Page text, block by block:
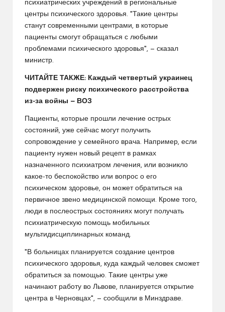
психиатрических учреждений в региональные
центры психического здоровья. "Такие центры
станут современными центрами, в которые
пациенты смогут обращаться с любыми
проблемами психического здоровья", — сказал
министр.
ЧИТАЙТЕ ТАКЖЕ: Каждый четвертый украинец
подвержен риску психического расстройства
из-за войны — ВОЗ
Пациенты, которые прошли лечение острых
состояний, уже сейчас могут получить
сопровождение у семейного врача. Например, если
пациенту нужен новый рецепт в рамках
назначенного психиатром лечения, или возникло
какое-то беспокойство или вопрос о его
психическом здоровье, он может обратиться на
первичное звено медицинской помощи. Кроме того,
люди в послеострых состояниях могут получать
психиатрическую помощь мобильных
мультидисциплинарных команд.
"В больницах планируется создание центров
психического здоровья, куда каждый человек сможет
обратиться за помощью. Такие центры уже
начинают работу во Львове, планируется открытие
центра в Черновцах", — сообщили в Минздраве.